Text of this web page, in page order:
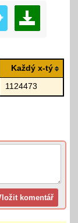
Každý x-tý
1124473